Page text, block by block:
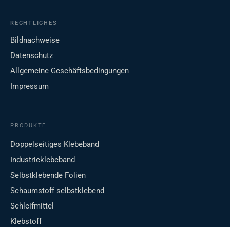
RECHTLICHES
Bildnachweise
Datenschutz
Allgemeine Geschäftsbedingungen
Impressum
PRODUKTE
Doppelseitiges Klebeband
Industrieklebeband
Selbstklebende Folien
Schaumstoff selbstklebend
Schleifmittel
Klebstoff